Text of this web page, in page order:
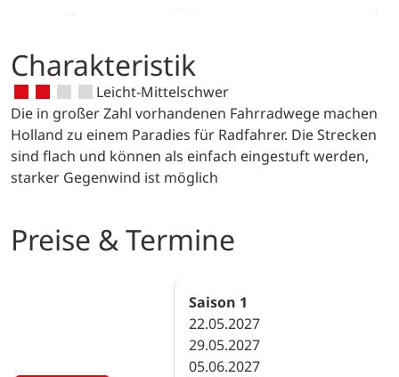
Charakteristik
Leicht-Mittelschwer
Die in großer Zahl vorhandenen Fahrradwege machen
Holland zu einem Paradies für Radfahrer. Die Strecken
sind flach und können als einfach eingestuft werden,
starker Gegenwind ist möglich
Preise & Termine
Saison 1
22.05.2027
29.05.2027
05.06.2027